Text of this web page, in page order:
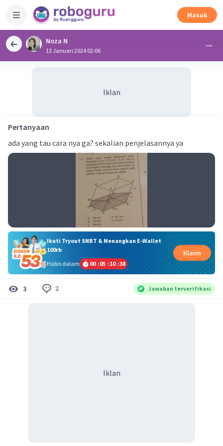
Masuk
Noza N
13 Januari 2024 02:06
Iklan
Pertanyaan
ada yang tau cara nya ga? sekalian penjelasannya ya
Ikuti Tryout SNBT & Menangkan E-Wallet
100rb
Habis dalam
00 :05 :10 :37
Klaim
3 2 Jawaban terverifikasi
Iklan